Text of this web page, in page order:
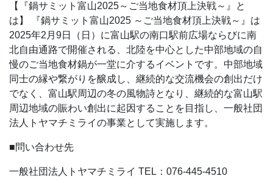
【『鍋サミット富山2025～ご当地食材頂上決戦～』と
は】
『鍋サミット富山2025 ～ご当地食材頂上決戦～』は
2025年2月9日（日）に富山駅の南口駅前広場ならびに南
北自由通路で開催される、北陸を中心とした中部地域の自
慢のご当地食材鍋が一堂に介するイベントです。中部地域
同士の縁や繋がりを醸成し、継続的な交流機会の創出だけ
でなく、富山駅周辺の冬の風物詩となり、継続的な富山駅
周辺地域の賑わい創出に起因することを目指し、一般社団
法人トヤマチミライの事業として実施します。
■問い合わせ先
一般社団法人トヤマチミライ TEL：076-445-4510